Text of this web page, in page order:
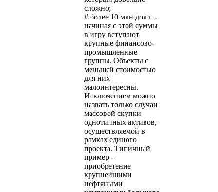
сложно;
# более 10 млн долл. -
начиная с этой суммы
в игру вступают
крупные финансово-
промышленные
группы. Объекты с
меньшей стоимостью
для них
малоинтересны.
Исключением можно
назвать только случаи
массовой скупки
однотипных активов,
осуществляемой в
рамках единого
проекта. Типичный
пример -
приобретение
крупнейшими
нефтяными